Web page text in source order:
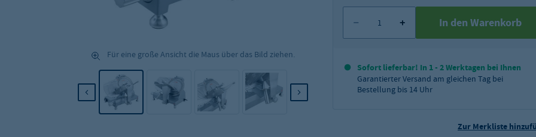
Für eine große Ansicht die Maus über das Bild ziehen.
In den Warenkorb
Sofort lieferbar! In 1 - 2 Werktagen bei Ihnen
Garantierter Versand am gleichen Tag bei
Bestellung bis 14 Uhr
Zur Merkliste